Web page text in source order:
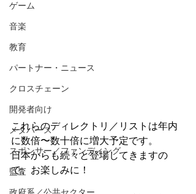
ゲーム
音楽
教育
パートナー・ニュース
クロスチェーン
開発者向け
メタバース
スポンサー／ファンディング
監査
これらのディレクトリ／リストは年内
に数倍〜数十倍に増大予定です。
日本からも続々と登場してきますの
で、お楽しみに！